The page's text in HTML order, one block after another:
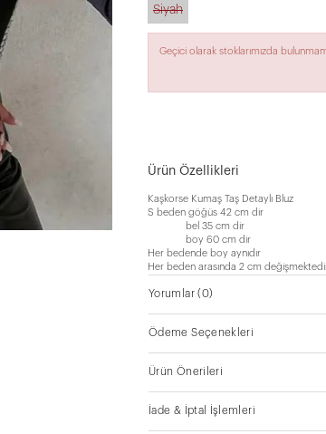
Siyah
Geçici olarak stoklarımızda
Ürün Özellikleri
Kaşkorse Kumaş Taş Detaylı Bluz
S beden göğüs 42 cm dir
bel 35 cm dir
boy 60 cm dir
Her bedende boy aynıdır
Her beden arasında 2 cm
Yorumlar(0)
Ödeme Seçenekleri
Ürün Önerileri
İade & İptal İşlemleri